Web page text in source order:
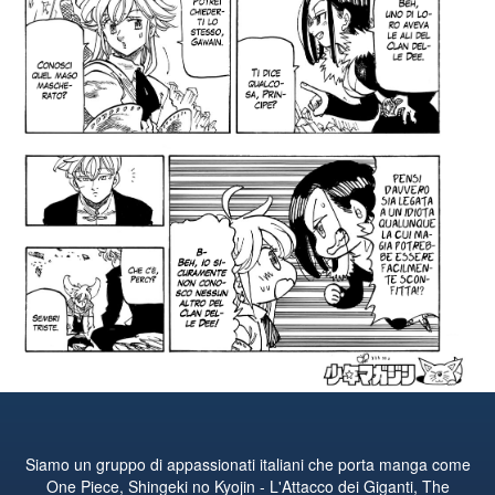
Siamo un gruppo di appassionati italiani che porta manga come
One Piece, Shingeki no Kyojin - L'Attacco dei Giganti, The